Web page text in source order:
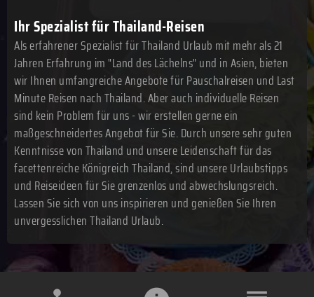
Ihr Spezialist für Thailand-Reisen
Als erfahrener Spezialist für Thailand Urlaub mit mehr als 21
Jahren Erfahrung im "Land des Lächelns" und in Asien, bieten
wir Ihnen umfangreiche Angebote für Pauschalreisen und Last
Minute Reisen nach Thailand. Aber auch individuelle Reisen
sind kein Problem für uns - wir erstellen gerne ein
maßgeschneidertes Angebot für Sie. Durch unsere sehr guten
Kenntnisse von Thailand und unsere Leidenschaft für das
facettenreiche Königreich Thailand, sind unsere Urlaubstipps
und Reiseideen für Sie grenzenlos und abwechslungsreich.
Lassen Sie sich von uns inspirieren und genießen Sie Ihren
unvergesslichen Thailand Urlaub.